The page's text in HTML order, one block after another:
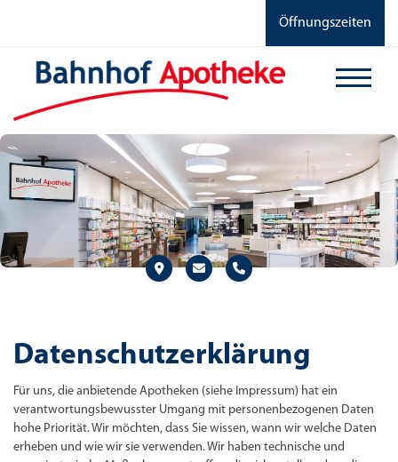
Öffnungszeiten
Datenschutzerklärung
Für uns, die anbietende Apotheken (siehe Impressum) hat ein
verantwortungsbewusster Umgang mit personenbezogenen Daten
hohe Priorität. Wir möchten, dass Sie wissen, wann wir welche Daten
erheben und wie wir sie verwenden. Wir haben technische und